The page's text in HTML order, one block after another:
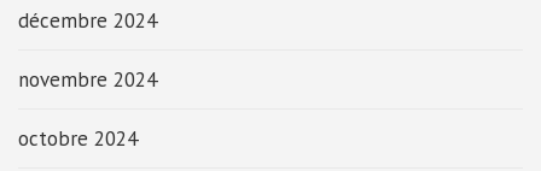
décembre 2024
novembre 2024
octobre 2024